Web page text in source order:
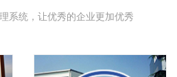
系统，让优秀的企业更加优秀